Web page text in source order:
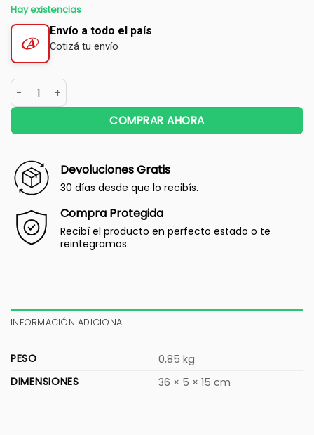
Hay existencias
Envío a todo el país
Cotizá tu envío
COMPRAR AHORA
Devoluciones Gratis
30 días desde que lo recibís.
Compra Protegida
Recibí el producto en perfecto estado o te
reintegramos.
INFORMACIÓN ADICIONAL
PESO
0,85 kg
DIMENSIONES
36 × 5 × 15 cm